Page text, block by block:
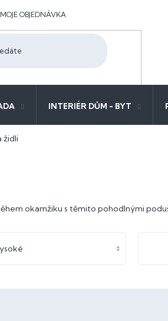
MOJE OBJEDNÁVKA
INTERIÉR DŮM - BYT
židli
okamžiku s těmito pohodlnými